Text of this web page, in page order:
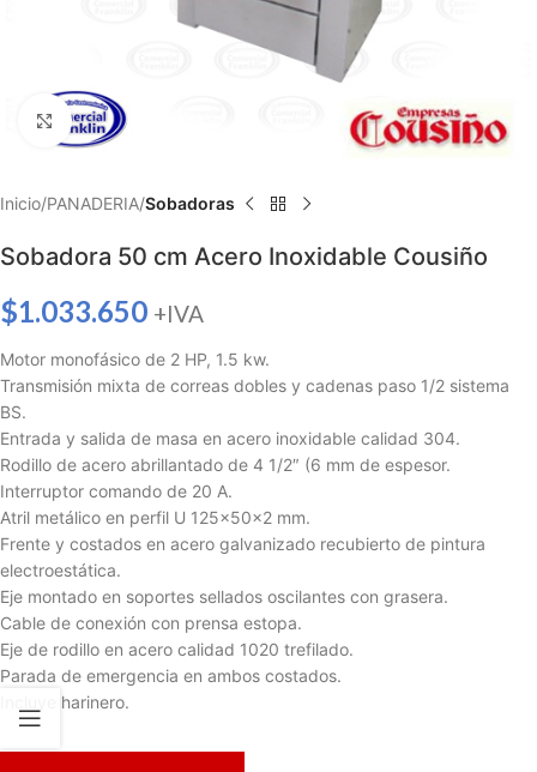
Haga clic para ampliar
Inicio PANADERIA Sobadoras
Sobadora 50 cm Acero Inoxidable Cousiño
$1.033.650 +IVA
Motor monofásico de 2 HP, 1.5 kw.
Transmisión mixta de correas dobles y cadenas paso 1/2 sistema
BS.
Entrada y salida de masa en acero inoxidable calidad 304.
Rodillo de acero abrillantado de 4 1/2″ (6 mm de espesor.
Interruptor comando de 20 A.
Atril metálico en perfil U 125x50x2 mm.
Frente y costados en acero galvanizado recubierto de pintura
electroestática.
Eje montado en soportes sellados oscilantes con grasera.
Cable de conexión con prensa estopa.
Eje de rodillo en acero calidad 1020 trefilado.
Parada de emergencia en ambos costados.
Incluye harinero.